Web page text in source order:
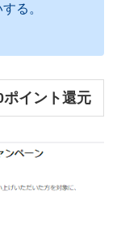
る。
イント還元